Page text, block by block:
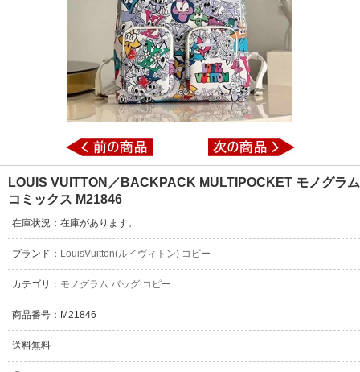
LOUIS VUITTON／BACKPACK MULTIPOCKET モノグラム
コミックス M21846
在庫状況：在庫があります。
ブランド： LouisVuitton(ルイヴィトン) コピー
カテゴリ： モノグラム バッグ コピー
商品番号：M21846
送料無料